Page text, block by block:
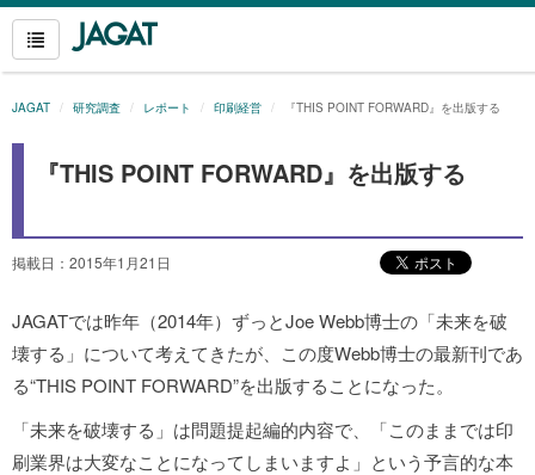
JAGAT 研究調査 レポート 印刷経営 『THIS POINT FORWARD』を出版する
『THIS POINT FORWARD』を出版する
掲載日：2015年1月21日
JAGATでは昨年（2014年）ずっとJoe Webb博士の「未来を破
壊する」について考えてきたが、この度Webb博士の最新刊であ
る“THIS POINT FORWARD”を出版することになった。
「未来を破壊する」は問題提起編的内容で、「このままでは印
刷業界は大変なことになってしまいますよ」という予言的な本